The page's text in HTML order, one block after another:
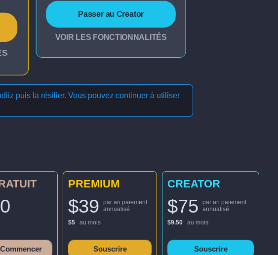
Passer au Creator
VOIR LES FONCTIONNALITÉS
puis la résilier. Vous pouvez continuer à utiliser
Commencer
PREMIUM
$39
par an paiement
annualisé
$5
au mois
Souscrire
CREATOR
$75
par an paiement
annualisé
$9.50
au mois
Souscrire